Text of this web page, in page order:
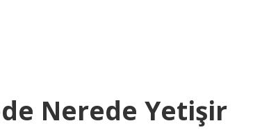
Nerede Yetişir